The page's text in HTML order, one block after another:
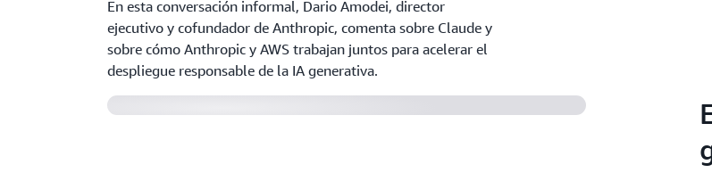
En esta conversación informal, Dario Amodei, director
ejecutivo y cofundador de Anthropic, comenta sobre Claude y
sobre cómo Anthropic y AWS trabajan juntos para acelerar el
despliegue responsable de la IA generativa.